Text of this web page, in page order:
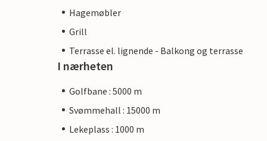
Hagemøbler
Grill
Terrasse el. lignende - Balkong og terrasse
I nærheten
Golfbane : 5000 m
Svømmehall : 15000 m
Lekeplass : 1000 m